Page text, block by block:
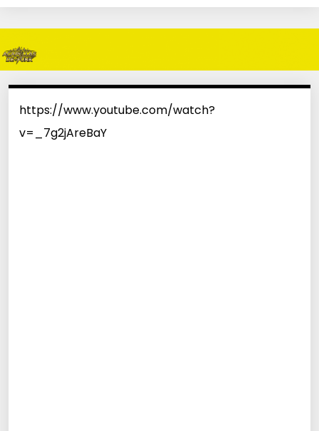
https://www.youtube.com/watch?
v=_7g2jAreBaY